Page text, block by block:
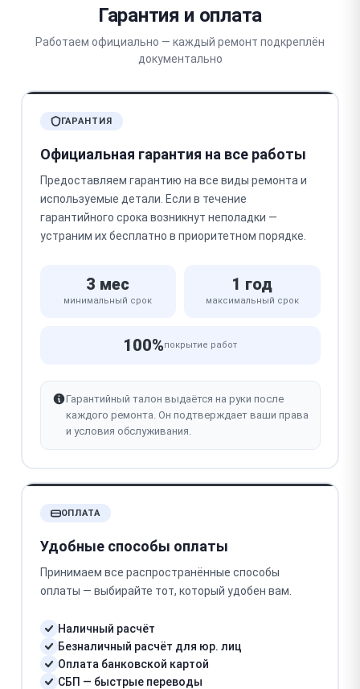
Гарантия и оплата
Работаем официально — каждый ремонт подкреплён
документально
ГАРАНТИЯ
Официальная гарантия на все работы
Предоставляем гарантию на все виды ремонта и
используемые детали. Если в течение
гарантийного срока возникнут неполадки —
устраним их бесплатно в приоритетном порядке.
3 мес
минимальный срок
1 год
максимальный срок
100%покрытие работ
Гарантийный талон выдаётся на руки после
каждого ремонта. Он подтверждает ваши права
и условия обслуживания.
ОПЛАТА
Удобные способы оплаты
Принимаем все распространённые способы
оплаты — выбирайте тот, который удобен вам.
Наличный расчёт
Безналичный расчёт для юр. лиц
Оплата банковской картой
СБП — быстрые переводы